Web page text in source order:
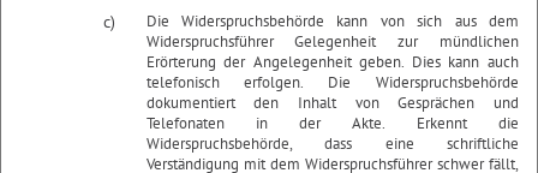
c)
Die Widerspruchsbehörde kann von sich aus dem
Widerspruchsführer Gelegenheit zur mündlichen
Erörterung der Angelegenheit geben. Dies kann auch
telefonisch erfolgen. Die Widerspruchsbehörde
dokumentiert den Inhalt von Gesprächen und
Telefonaten in der Akte. Erkennt die
Widerspruchsbehörde, dass eine schriftliche
Verständigung mit dem Widerspruchsführer schwer fällt,